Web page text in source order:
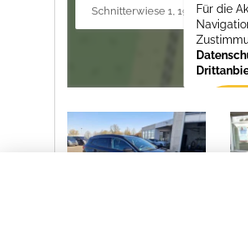
Schnitterwiese 1, 19055Für die